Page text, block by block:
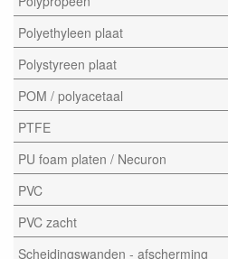
Polyethyleen plaat
Polystyreen plaat
POM / polyacetaal
PTFE
PU foam platen / Necuron
PVC
PVC zacht
Scheidingswanden - afscherming